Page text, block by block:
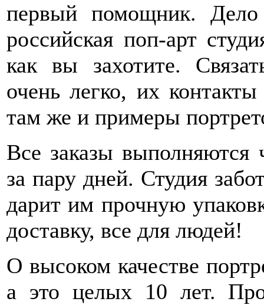
первый помощник.
российская поп-арт
как вы захотите.
очень легко, их
там же и примеры
Все заказы выполняются
за пару дней. Студия
дарит им прочную
доставку, все для людей!
О высоком качестве
а это целых 10 лет.